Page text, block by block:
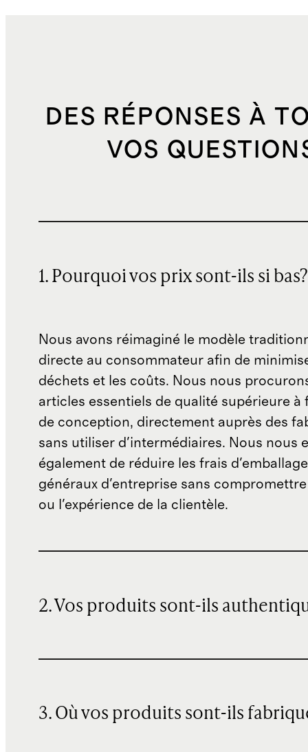
DES RÉPONSES À
VOS
1. Pourquoi vos prix sont-ils si bas?
Nous avons réimaginé le modèle
directe au consommateur afin de
déchets et les coûts. Nous nous
articles essentiels de qualité supérieure à
de conception, directement auprès des
sans utiliser d'intermédiaires. Nous nous
également de réduire les frais
généraux d'entreprise sans
ou l'expérience de la clientèle.
2. Vos produits sont-ils
3. Où vos produits sont-ils